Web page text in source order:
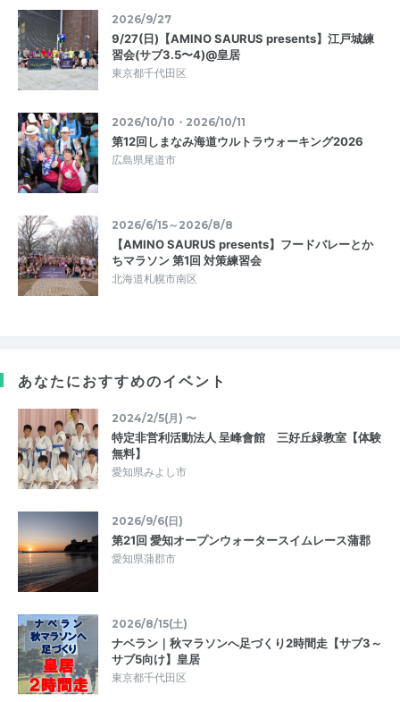
2026/9/27
9/27(日)【AMINO SAURUS presents】江戸城練
習会(サブ3.5〜4)@皇居
東京都千代田区
2026/10/10・2026/10/11
第12回しまなみ海道ウルトラウォーキング2026
広島県尾道市
2026/6/15～2026/8/8
【AMINO SAURUS presents】フードバレーとか
ちマラソン 第1回 対策練習会
北海道札幌市南区
あなたにおすすめのイベント
2024/2/5(月) 〜
特定非営利活動法人 呈峰會館 三好丘緑教室【体験
無料】
愛知県みよし市
2026/9/6(日)
第21回 愛知オープンウォータースイムレース蒲郡
愛知県蒲郡市
2026/8/15(土)
ナベラン｜秋マラソンへ足づくり2時間走【サブ3～
サブ5向け】皇居
東京都千代田区